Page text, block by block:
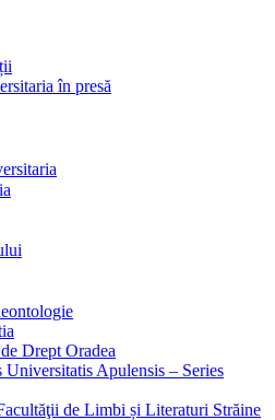
în presă
Drept Oradea
Universitatis Apulensis – Series
de Limbi și Literaturi Străine